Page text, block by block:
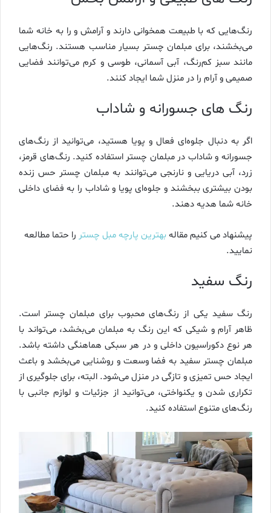
رنگ‌هایی که با طبیعت همخوانی دارند و آرامش و را به خانه شما
می‌بخشند، برای مبلمان چستر بسیار مناسب هستند. رنگ‌هایی
مانند سبز کم‌رنگ، آبی آسمانی، طوسی و کرم می‌توانند فضایی
صمیمی و آرام را در منزل شما ایجاد کنند.
رنگ‌ های جسورانه و شاداب
اگر به دنبال جلوه‌ای فعال و پویا هستید، می‌توانید از رنگ‌های
جسورانه و شاداب در مبلمان چستر استفاده کنید. رنگ‌های قرمز،
زرد، آبی دریایی و نارنجی می‌توانند به مبلمان چستر حس زنده
بودن بیشتری ببخشند و جلوه‌ای پویا و شاداب را به فضای داخلی
خانه شما هدیه دهند.
پیشنهاد می کنیم مقالهبهترین پارچه مبل چستر را حتما مطالعه
نمایید.
رنگ سفید
رنگ سفید یکی از رنگ‌های محبوب برای مبلمان چستر است.
ظاهر آرام و شیکی که این رنگ به مبلمان می‌بخشد، می‌تواند با
هر نوع دکوراسیون داخلی و در هر سبکی هماهنگی داشته باشد.
مبلمان چستر سفید به فضا وسعت و روشنایی می‌بخشد و باعث
ایجاد حس تمیزی و تازگی در منزل می‌شود. البته، برای جلوگیری از
تکراری شدن و یکنواختی، می‌توانید از جزئیات و لوازم جانبی با
رنگ‌های متنوع استفاده کنید.